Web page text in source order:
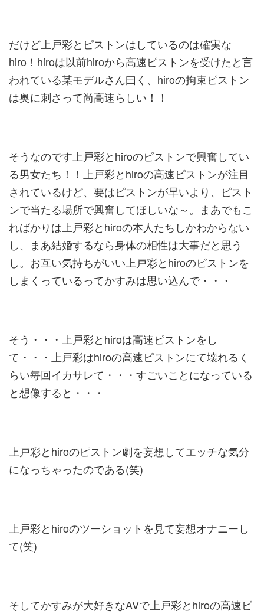
だけど上戸彩とピストンはしているのは確実な
hiro！hiroは以前hiroから高速ピストンを受けたと言
われている某モデルさん曰く、hiroの拘束ピストン
は奥に刺さって尚高速らしい！！
そうなのです上戸彩とhiroのピストンで興奮してい
る男女たち！！上戸彩とhiroの高速ピストンが注目
されているけど、要はピストンが早いより、ピスト
ンで当たる場所で興奮してほしいな～。まあでもこ
ればかりは上戸彩とhiroの本人たちしかわからない
し、まあ結婚するなら身体の相性は大事だと思う
し。お互い気持ちがいい上戸彩とhiroのピストンを
しまくっているってかすみは思い込んで・・・
そう・・・上戸彩とhiroは高速ピストンをし
て・・・上戸彩はhiroの高速ピストンにて壊れるく
らい毎回イカサレて・・・すごいことになっている
と想像すると・・・
上戸彩とhiroのピストン劇を妄想してエッチな気分
になっちゃったのである(笑)
上戸彩とhiroのツーショットを見て妄想オナニーし
て(笑)
そしてかすみが大好きなAVで上戸彩とhiroの高速ピ